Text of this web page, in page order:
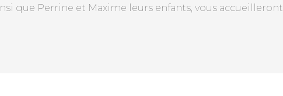
que Perrine et Maxime leurs enfants, vous accueilleront